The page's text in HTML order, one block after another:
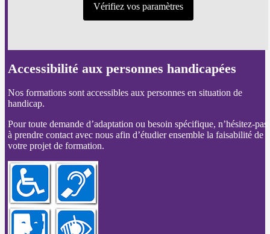
Vérifiez vos paramètres
Accessibilité aux personnes handicapées
Nos formations sont accessibles aux personnes en situation de
handicap.
Pour toute demande d’adaptation ou besoin spécifique, n’hésitez-pas
à prendre contact avec nous afin d’étudier ensemble la faisabilité de
votre projet de formation.